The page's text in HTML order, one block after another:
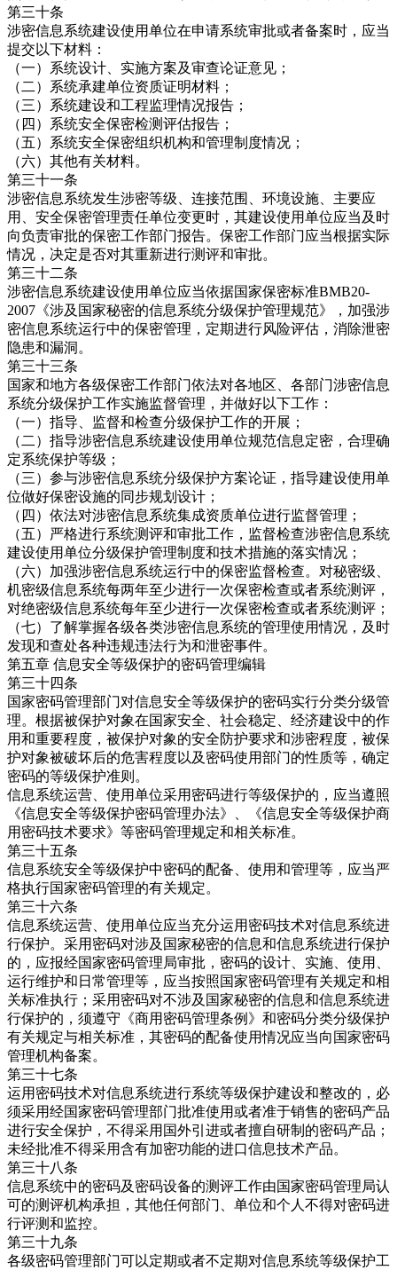
第三十条
涉密信息系统建设使用单位在申请系统审批或者备案时，应当
提交以下材料：
（一）系统设计、实施方案及审查论证意见；
（二）系统承建单位资质证明材料；
（三）系统建设和工程监理情况报告；
（四）系统安全保密检测评估报告；
（五）系统安全保密组织机构和管理制度情况；
（六）其他有关材料。
第三十一条
涉密信息系统发生涉密等级、连接范围、环境设施、主要应
用、安全保密管理责任单位变更时，其建设使用单位应当及时
向负责审批的保密工作部门报告。保密工作部门应当根据实际
情况，决定是否对其重新进行测评和审批。
第三十二条
涉密信息系统建设使用单位应当依据国家保密标准BMB20-
2007《涉及国家秘密的信息系统分级保护管理规范》，加强涉
密信息系统运行中的保密管理，定期进行风险评估，消除泄密
隐患和漏洞。
第三十三条
国家和地方各级保密工作部门依法对各地区、各部门涉密信息
系统分级保护工作实施监督管理，并做好以下工作：
（一）指导、监督和检查分级保护工作的开展；
（二）指导涉密信息系统建设使用单位规范信息定密，合理确
定系统保护等级；
（三）参与涉密信息系统分级保护方案论证，指导建设使用单
位做好保密设施的同步规划设计；
（四）依法对涉密信息系统集成资质单位进行监督管理；
（五）严格进行系统测评和审批工作，监督检查涉密信息系统
建设使用单位分级保护管理制度和技术措施的落实情况；
（六）加强涉密信息系统运行中的保密监督检查。对秘密级、
机密级信息系统每两年至少进行一次保密检查或者系统测评，
对绝密级信息系统每年至少进行一次保密检查或者系统测评；
（七）了解掌握各级各类涉密信息系统的管理使用情况，及时
发现和查处各种违规违法行为和泄密事件。
第五章 信息安全等级保护的密码管理编辑
第三十四条
国家密码管理部门对信息安全等级保护的密码实行分类分级管
理。根据被保护对象在国家安全、社会稳定、经济建设中的作
用和重要程度，被保护对象的安全防护要求和涉密程度，被保
护对象被破坏后的危害程度以及密码使用部门的性质等，确定
密码的等级保护准则。
信息系统运营、使用单位采用密码进行等级保护的，应当遵照
《信息安全等级保护密码管理办法》、《信息安全等级保护商
用密码技术要求》等密码管理规定和相关标准。
第三十五条
信息系统安全等级保护中密码的配备、使用和管理等，应当严
格执行国家密码管理的有关规定。
第三十六条
信息系统运营、使用单位应当充分运用密码技术对信息系统进
行保护。采用密码对涉及国家秘密的信息和信息系统进行保护
的，应报经国家密码管理局审批，密码的设计、实施、使用、
运行维护和日常管理等，应当按照国家密码管理有关规定和相
关标准执行；采用密码对不涉及国家秘密的信息和信息系统进
行保护的，须遵守《商用密码管理条例》和密码分类分级保护
有关规定与相关标准，其密码的配备使用情况应当向国家密码
管理机构备案。
第三十七条
运用密码技术对信息系统进行系统等级保护建设和整改的，必
须采用经国家密码管理部门批准使用或者准于销售的密码产品
进行安全保护，不得采用国外引进或者擅自研制的密码产品；
未经批准不得采用含有加密功能的进口信息技术产品。
第三十八条
信息系统中的密码及密码设备的测评工作由国家密码管理局认
可的测评机构承担，其他任何部门、单位和个人不得对密码进
行评测和监控。
第三十九条
各级密码管理部门可以定期或者不定期对信息系统等级保护工